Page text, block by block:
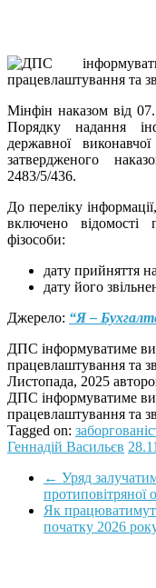
Мінфін наказом від
Порядку надання
державної
затвердженого
2483/5/436.
До переліку
включено
фізособи:
дату прийняття
дату його
Джерело: “Я –
ДПС інформуватиме
працевлаштування та
Листопада, 2025
ДПС інформуватиме
працевлаштування та
Tagged on:
Геннадій Васильєв
← Уряд
протиповітряної
Як
початку 2026